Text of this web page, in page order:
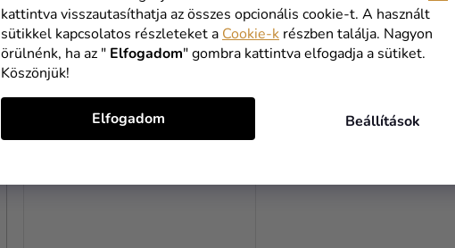
kattintva visszautasíthatja az összes opcionális cookie-t. A használt
sütikkel kapcsolatos részleteket a Cookie-k részben találja. Nagyon
örülnénk, ha az " Elfogadom" gombra kattintva elfogadja a sütiket.
Köszönjük!
Beállítások
Elfogadom
BŐVEBBEN BŐVEBBEN